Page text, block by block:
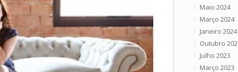
Maio 2024
Março 2024
Janeiro 2024
Outubro
Julho 2023
Março 2023